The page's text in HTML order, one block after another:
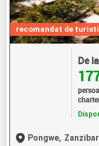
recomandat de turisti
De la
Pongwe, Zanzibar